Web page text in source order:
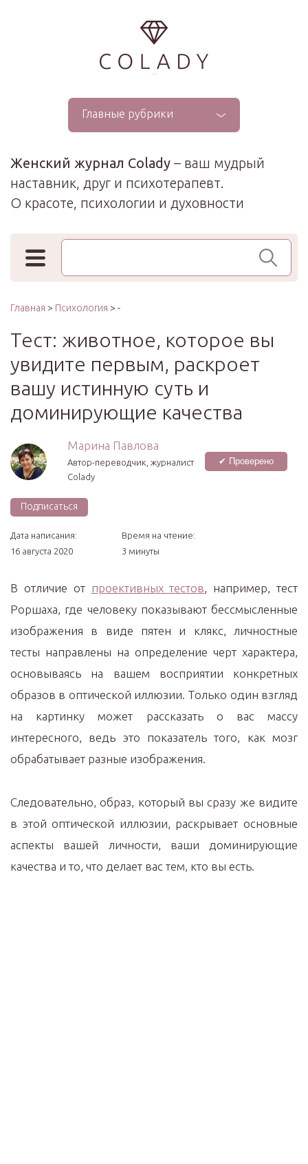
...
Главные рубрики
Женский журнал Colady – ваш мудрый
наставник, друг и психотерапевт.
О красоте, психологии и духовности
Поиск по сайту
Главная > Психология > -
Тест: животное, которое вы
увидите первым, раскроет
вашу истинную суть и
доминирующие качества
Марина Павлова
Автор-переводчик, журналист
Colady
✔ Проверено
Подписаться
Дата написания:
16 августа 2020
Время на чтение:
3 минуты
В отличие от проективных тестов, например, тест
Роршаха, где человеку показывают бессмысленные
изображения в виде пятен и клякс, личностные
тесты направлены на определение черт характера,
основываясь на вашем восприятии конкретных
образов в оптической иллюзии. Только один взгляд
на картинку может рассказать о вас массу
интересного, ведь это показатель того, как мозг
обрабатывает разные изображения.
Следовательно, образ, который вы сразу же видите
в этой оптической иллюзии, раскрывает основные
аспекты вашей личности, ваши доминирующие
качества и то, что делает вас тем, кто вы есть.